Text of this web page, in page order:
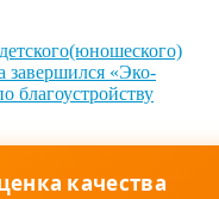
завершился «Эко-
благоустройству
качества